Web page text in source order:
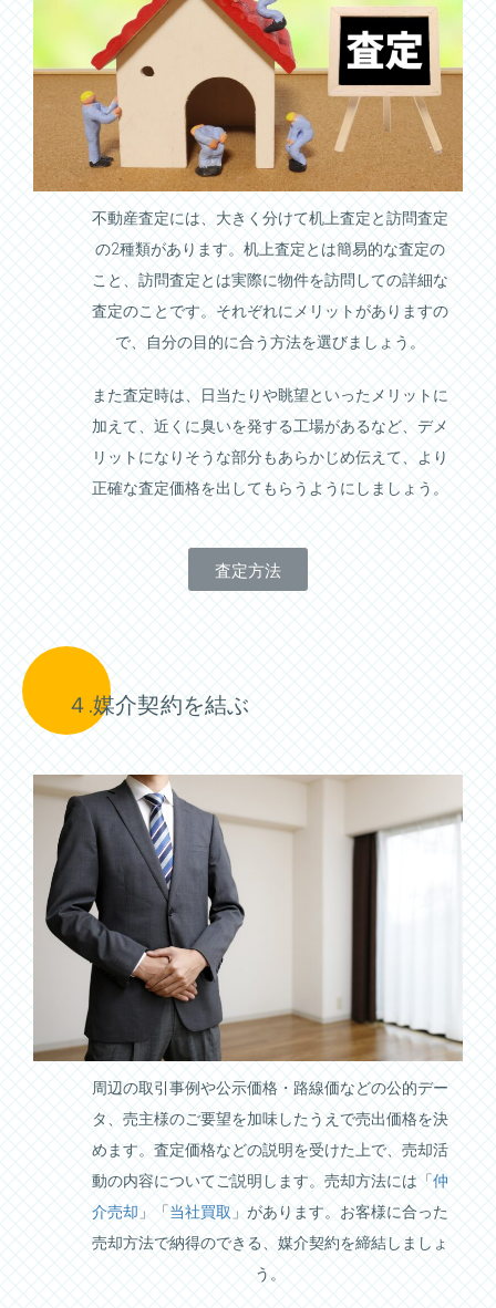
不動産査定には、大きく分けて机上査定と訪問査定
の2種類があります。机上査定とは簡易的な査定の
こと、訪問査定とは実際に物件を訪問しての詳細な
査定のことです。それぞれにメリットがありますの
で、自分の目的に合う方法を選びましょう。
また査定時は、日当たりや眺望といったメリットに
加えて、近くに臭いを発する工場があるなど、デメ
リットになりそうな部分もあらかじめ伝えて、より
正確な査定価格を出してもらうようにしましょう。
査定方法
４.媒介契約を結ぶ
周辺の取引事例や公示価格・路線価などの公的デー
タ、売主様のご要望を加味したうえで売出価格を決
めます。査定価格などの説明を受けた上で、売却活
動の内容についてご説明します。売却方法には「仲
介売却 」「当社買取 」があります。お客様に合った
売却方法で納得のできる、媒介契約を締結しましょ
う。